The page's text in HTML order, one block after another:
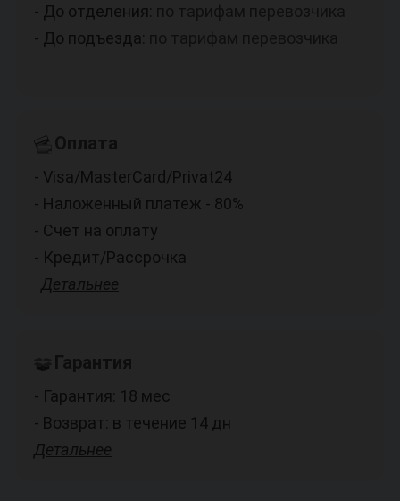
- До отделения:
- До подъезда:
Оплата
- Visa/MasterCard/Privat24
- Наложенный платеж - 80%
- Счет на оплату
- Кредит/Рассрочка
Детальнее
Гарантия
- Гарантия: 18 мес
- Возврат: в течение 14 дн
Детальнее